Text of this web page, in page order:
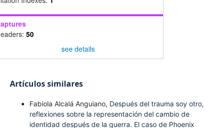
50
see details
Artículos similares
Fabiola Alcalá Anguiano, Después del trauma soy otro,
reflexiones sobre la representación del cambio de
identidad después de la guerra. El caso de Phoenix